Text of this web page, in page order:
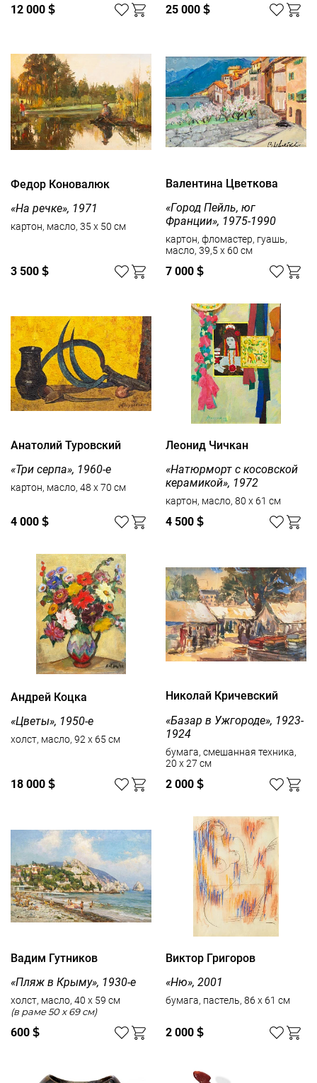
12 000 $ 25 000 $
Федор Коновалюк
«На речке», 1971
картон, масло, 35 x 50 см
3 500 $
Валентина Цветкова
«Город Пейль, юг
Франции», 1975-1990
картон, фломастер, гуашь,
масло, 39,5 x 60 см
7 000 $
Анатолий Туровский
«Три серпа», 1960-е
картон, масло, 48 x 70 см
4 000 $
Леонид Чичкан
«Натюрморт с косовской
керамикой», 1972
картон, масло, 80 x 61 см
4 500 $
Андрей Коцка
«Цветы», 1950-е
холст, масло, 92 x 65 см
18 000 $
Николай Кричевский
«Базар в Ужгороде», 1923-
1924
бумага, смешанная техника,
20 x 27 см
2 000 $
Вадим Гутников
«Пляж в Крыму», 1930-е
холст, масло, 40 x 59 см
(в раме 50 x 69 см)
600 $
Виктор Григоров
«Ню», 2001
бумага, пастель, 86 x 61 см
2 000 $